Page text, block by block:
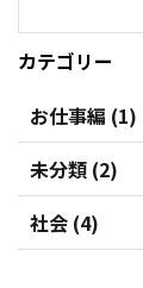
カテゴリー
お仕事編 (1)
未分類 (2)
社会 (4)